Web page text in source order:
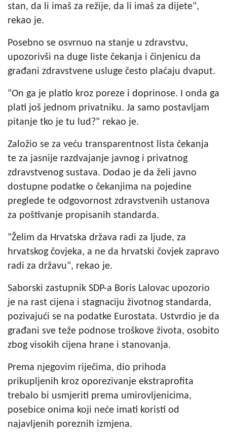
stan, da li imaš za režije, da li imaš za dijete",
rekao je.
Posebno se osvrnuo na stanje u zdravstvu,
upozorivši na duge liste čekanja i činjenicu da
građani zdravstvene usluge često plaćaju dvaput.
"On ga je platio kroz poreze i doprinose. I onda ga
plati još jednom privatniku. Ja samo postavljam
pitanje tko je tu lud?" rekao je.
Založio se za veću transparentnost lista čekanja
te za jasnije razdvajanje javnog i privatnog
zdravstvenog sustava. Dodao je da želi javno
dostupne podatke o čekanjima na pojedine
preglede te odgovornost zdravstvenih ustanova
za poštivanje propisanih standarda.
"Želim da Hrvatska država radi za ljude, za
hrvatskog čovjeka, a ne da hrvatski čovjek zapravo
radi za državu", rekao je.
Saborski zastupnik SDP-a Boris Lalovac upozorio
je na rast cijena i stagnaciju životnog standarda,
pozivajući se na podatke Eurostata. Ustvrdio je da
građani sve teže podnose troškove života, osobito
zbog visokih cijena hrane i stanovanja.
Prema njegovim riječima, dio prihoda
prikupljenih kroz oporezivanje ekstraprofita
trebalo bi usmjeriti prema umirovljenicima,
posebice onima koji neće imati koristi od
najavljenih poreznih izmjena.